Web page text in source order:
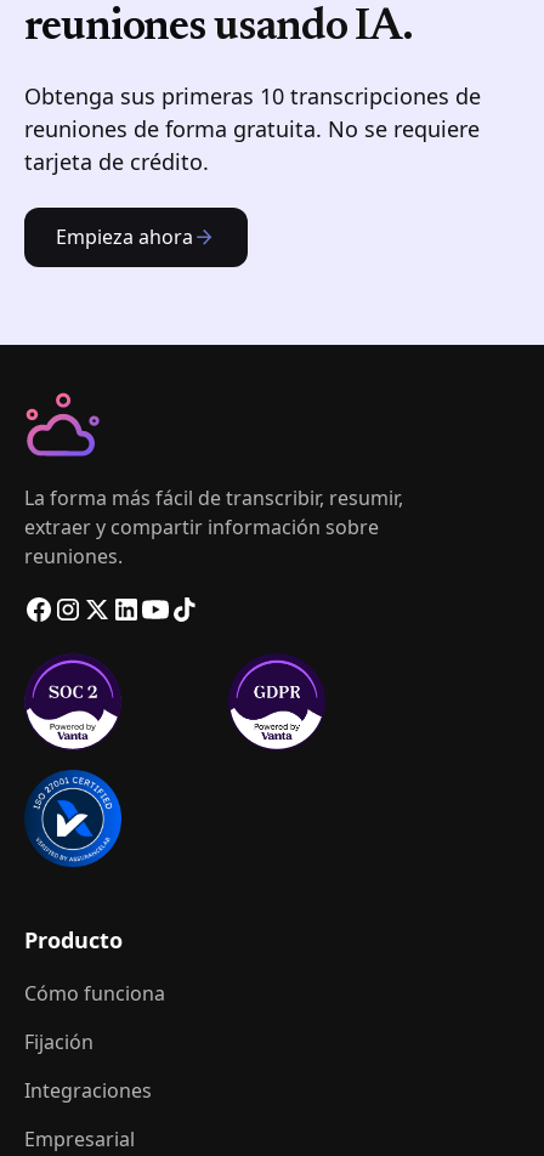
reunionesusando IA.
Obtenga sus primeras 10 transcripciones de
reuniones de forma gratuita. No se requiere
tarjeta de crédito.
Empieza ahora
La forma más fácil de transcribir, resumir,
extraer y compartir información sobre
reuniones.
Producto
Cómo funciona
Fijación
Integraciones
Empresarial